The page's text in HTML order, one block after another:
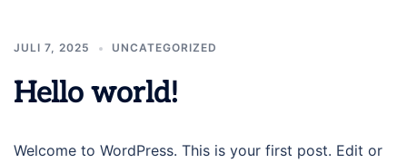
JULI 7, 2025 UNCATEGORIZED
Hello world!
Welcome to WordPress. This is your first post. Edit or